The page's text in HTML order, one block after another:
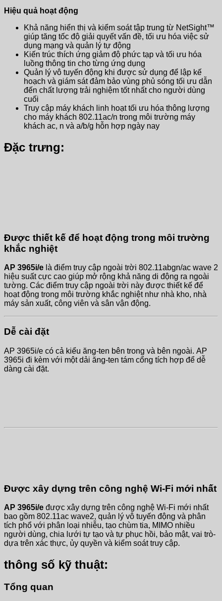
Hiệu quả hoạt động
Khả năng hiển thị và kiểm soát tập trung từ NetSight™
giúp tăng tốc độ giải quyết vấn đề, tối ưu hóa việc sử
dụng mạng và quản lý tự động
Kiến trúc thích ứng giảm độ phức tạp và tối ưu hóa
luồng thông tin cho từng ứng dụng
Quản lý vô tuyến động khi được sử dụng để lập kế
hoạch và giám sát đảm bảo vùng phủ sóng tối ưu dẫn
đến chất lượng trải nghiệm tốt nhất cho người dùng
cuối
Truy cập máy khách linh hoạt tối ưu hóa thông lượng
cho máy khách 802.11ac/n trong môi trường máy
khách ac, n và a/b/g hỗn hợp ngày nay
Đặc trưng:
Được thiết kế để hoạt động trong môi trường
khắc nghiệt
AP 3965i/e là điểm truy cập ngoài trời 802.11abgn/ac wave 2
hiệu suất cực cao giúp mở rộng khả năng di động ra ngoài
tường. Các điểm truy cập ngoài trời này được thiết kế để
hoạt động trong môi trường khắc nghiệt như nhà kho, nhà
máy sản xuất, công viên và sân vận động.
Dễ cài đặt
AP 3965i/e có cả kiểu ăng-ten bên trong và bên ngoài. AP
3965i đi kèm với một dải ăng-ten tám cổng tích hợp để dễ
dàng cài đặt.
Được xây dựng trên công nghệ Wi-Fi mới nhất
AP 3965i/e được xây dựng trên công nghệ Wi-Fi mới nhất
bao gồm 802.11ac wave2, quản lý vô tuyến động và phân
tích phổ với phân loại nhiễu, tạo chùm tia, MIMO nhiều
người dùng, chia lưới tự tạo và tự phục hồi, bảo mật, vai trò-
dựa trên xác thực, ủy quyền và kiểm soát truy cập.
thông số kỹ thuật:
Tổng quan